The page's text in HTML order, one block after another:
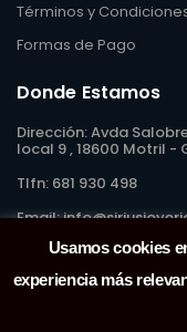
Términos y
Formas de Pago
Donde Estamos
Tlfn: 681 930 498
Email:
Dirección:Avda
local 9 , 18600 Motril -
Usamos cookies
experiencia más